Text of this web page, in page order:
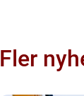
Fler